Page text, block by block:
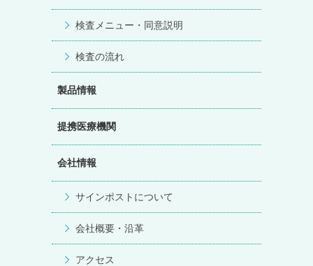
検査メニュー・同意説明
検査の流れ
製品情報
提携医療機関
会社情報
サインポストについて
会社概要・沿革
アクセス